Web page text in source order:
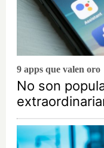
9 apps que valen oro
No son